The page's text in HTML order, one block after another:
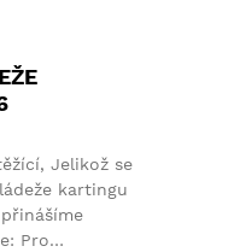
Jelikož se
kartingu
Pro…